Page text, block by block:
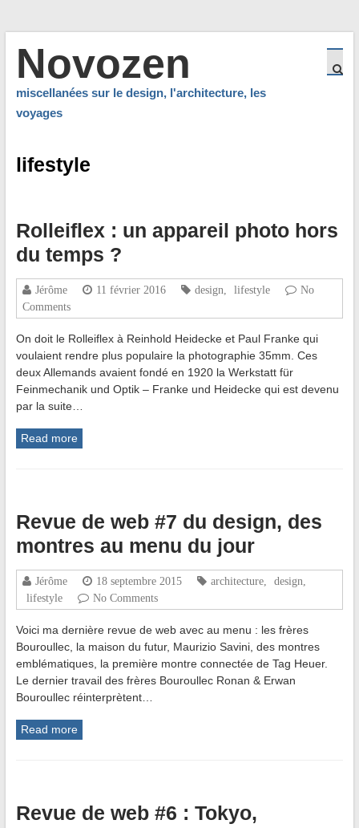
Novozen
miscellanées sur le design, l'architecture, les
voyages
lifestyle
Rolleiflex : un appareil photo hors
du temps ?
Jérôme 11 février 2016 design lifestyle
No
Comments
On doit le Rolleiflex à Reinhold Heidecke et Paul Franke qui
voulaient rendre plus populaire la photographie 35mm. Ces
deux Allemands avaient fondé en 1920 la Werkstatt für
Feinmechanik und Optik – Franke und Heidecke qui est devenu
par la suite…
Read more
Revue de web #7 du design, des
montres au menu du jour
Jérôme 18 septembre 2015 architecture, design
lifestyle
No Comments
Voici ma dernière revue de web avec au menu : les frères
Bouroullec, la maison du futur, Maurizio Savini, des montres
emblématiques, la première montre connectée de Tag Heuer.
Le dernier travail des frères Bouroullec Ronan & Erwan
Bouroullec réinterprètent…
Read more
Revue de web #6 : Tokyo,